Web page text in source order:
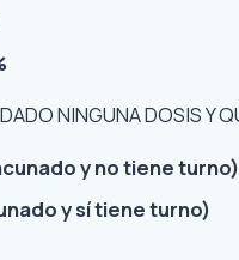
NINGUNA DOSIS Y
y no tiene turno)
y sí tiene turno)